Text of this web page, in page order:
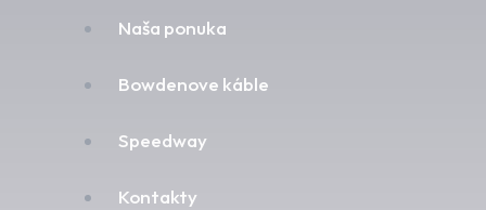
Naša ponuka
Bowdenove káble
Speedway
Kontakty